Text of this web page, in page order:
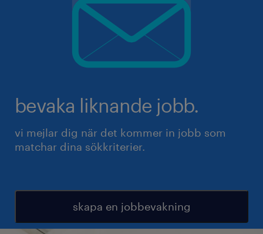
bevaka liknande jobb.
vi mejlar dig när det kommer in jobb som
matchar dina sökkriterier.
skapa en jobbevakning